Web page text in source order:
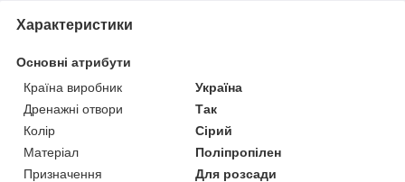
Характеристики
Основні атрибути
Країна виробник
Україна
Дренажні отвори
Так
Колір
Сірий
Матеріал
Поліпропілен
Призначення
Для розсади